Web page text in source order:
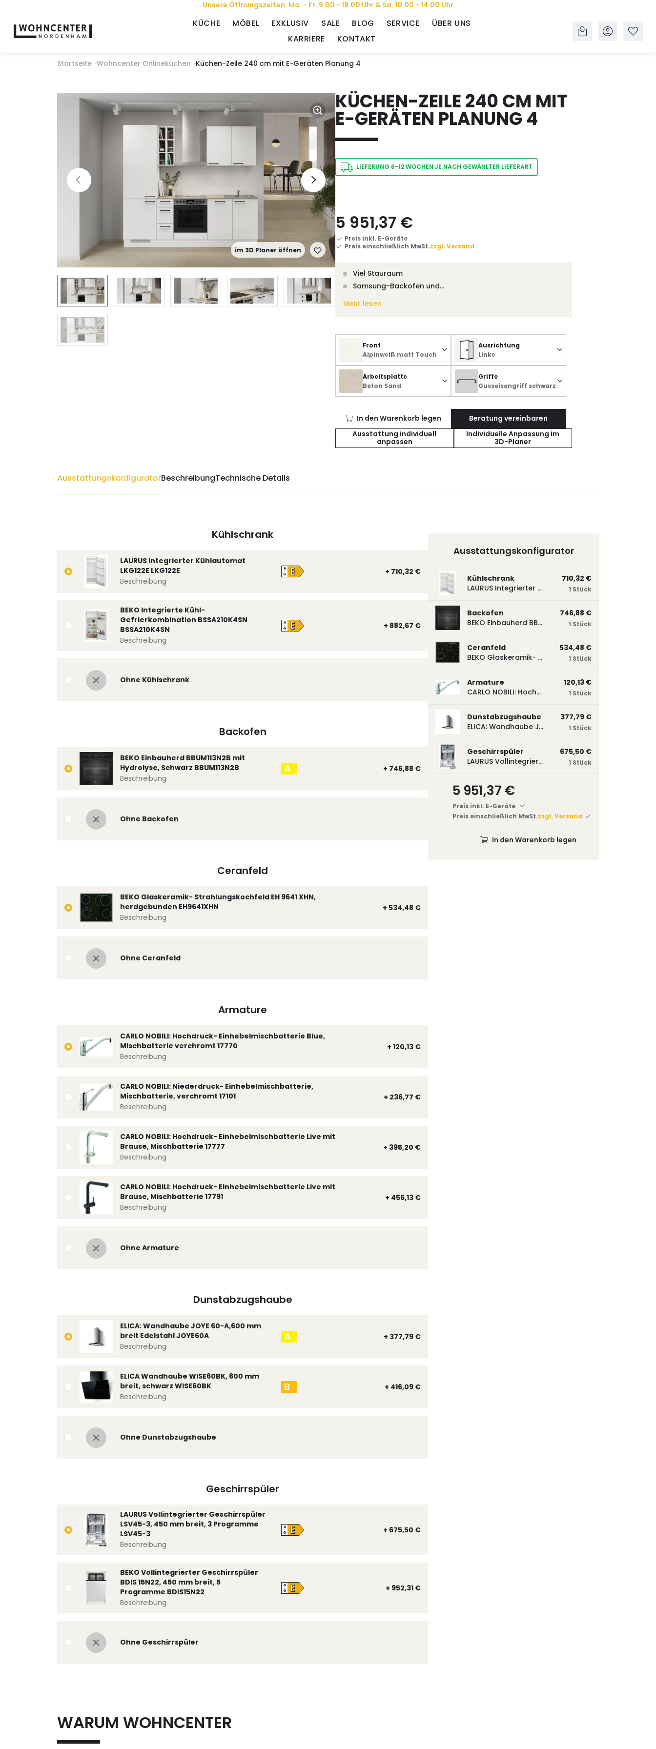
Unsere Öffnungszeiten: Mo. - Fr. 9.00 - 18.00 Uhr & Sa. 10.00 - 14.00 Uhr
KÜCHE MÖBEL EXKLUSIV SALE BLOG SERVICE
ÜBER UNS
KARRIERE
KONTAKT
Startseite Wohncenter Onlineküchen Küchen-Zeile 240 cm mit E-Geräten Planung 4
im 3D Planer öffnen
KÜCHEN-ZEILE 240 CM MIT
E-GERÄTEN PLANUNG 4
LIEFERUNG 6-12 WOCHEN JE NACH GEWÄHLTER LIEFERART
5 951,37 €
Preis inkl. E-Geräte
Preis einschließlich MwSt.zzgl. Versand
Viel Stauraum
Samsung-Backofen und…
Mehr lesen
Front
Alpinweiß matt Touch
Ausrichtung
Links
Arbeitsplatte
Beton Sand
Griffe
Gusseisengriff schwarz
In den Warenkorb legen
Beratung vereinbaren
Ausstattung individuell
anpassen
Individuelle Anpassung im
3D-Planer
AusstattungskonfiguratorBeschreibungTechnische Details
Kühlschrank
LAURUS Integrierter Kühlautomat
LKG122E LKG122E
Beschreibung
A
↑
G E + 710,32 €
BEKO Integrierte Kühl-
Gefrierkombination BSSA210K4SN
BSSA210K4SN
Beschreibung
A
↑
G E + 882,67 €
Ohne Kühlschrank
Backofen
BEKO Einbauherd BBUM113N2B mit
Hydrolyse, Schwarz BBUM113N2B
Beschreibung
A + 746,88 €
Ohne Backofen
Ceranfeld
BEKO Glaskeramik- Strahlungskochfeld EH 9641 XHN,
herdgebunden EH9641XHN
Beschreibung
+ 534,48 €
Ohne Ceranfeld
Armature
CARLO NOBILI: Hochdruck- Einhebelmischbatterie Blue,
Mischbatterie verchromt 17770
Beschreibung
+ 120,13 €
CARLO NOBILI: Niederdruck- Einhebelmischbatterie,
Mischbatterie, verchromt 17101
Beschreibung
+ 236,77 €
CARLO NOBILI: Hochdruck- Einhebelmischbatterie Live mit
Brause, Mischbatterie 17777
Beschreibung
+ 395,20 €
CARLO NOBILI: Hochdruck- Einhebelmischbatterie Live mit
Brause, Mischbatterie 17791
Beschreibung
+ 456,13 €
Ohne Armature
Dunstabzugshaube
ELICA: Wandhaube JOYE 60-A,600 mm
breit Edelstahl JOYE60A
Beschreibung
A + 377,79 €
ELICA Wandhaube WISE60BK, 600 mm
breit, schwarz WISE60BK
Beschreibung
B + 416,09 €
Ohne Dunstabzugshaube
Geschirrspüler
LAURUS Vollintegrierter Geschirrspüler
LSV45-3, 450 mm breit, 3 Programme
LSV45-3
Beschreibung
A
↑
G E + 675,50 €
BEKO Vollintegrierter Geschirrspüler
BDIS 15N22, 450 mm breit, 5
Programme BDIS15N22
Beschreibung
A
↑
G E + 952,31 €
Ohne Geschirrspüler
Ausstattungskonfigurator
Kühlschrank
LAURUS Integrierter Kühlautomat LKG122E LKG122E
710,32 €
1 Stück
Backofen
BEKO Einbauherd BBUM113N2B mit Hydrolyse, Schwarz BBUM113N2B
746,88 €
1 Stück
Ceranfeld
BEKO Glaskeramik- Strahlungskochfeld EH 9641 XHN, herdgebunden EH9641XHN
534,48 €
1 Stück
Armature
CARLO NOBILI: Hochdruck- Einhebelmischbatterie Blue, Mischbatterie verchromt 17770
120,13 €
1 Stück
Dunstabzugshaube
ELICA: Wandhaube JOYE 60-A,600 mm breit Edelstahl JOYE60A
377,79 €
1 Stück
Geschirrspüler
LAURUS Vollintegrierter Geschirrspüler LSV45-3, 450 mm breit, 3 Programme LSV45-3
675,50 €
1 Stück
5 951,37 €
Preis inkl. E-Geräte
Preis einschließlich MwSt.zzgl. Versand
In den Warenkorb legen
WARUM WOHNCENTER